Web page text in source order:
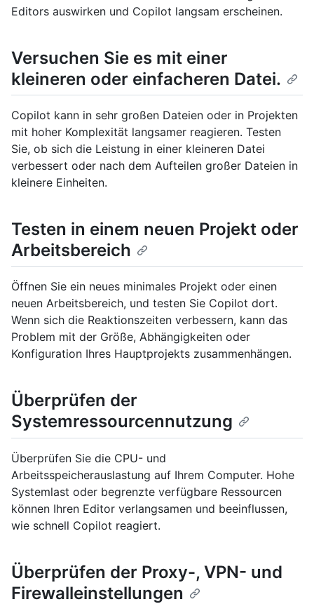
Editors auswirken und Copilot langsam erscheinen.
Versuchen Sie es mit einer
kleineren oder einfacheren Datei.
Copilot kann in sehr großen Dateien oder in Projekten
mit hoher Komplexität langsamer reagieren. Testen
Sie, ob sich die Leistung in einer kleineren Datei
verbessert oder nach dem Aufteilen großer Dateien in
kleinere Einheiten.
Testen in einem neuen Projekt oder
Arbeitsbereich
Öffnen Sie ein neues minimales Projekt oder einen
neuen Arbeitsbereich, und testen Sie Copilot dort.
Wenn sich die Reaktionszeiten verbessern, kann das
Problem mit der Größe, Abhängigkeiten oder
Konfiguration Ihres Hauptprojekts zusammenhängen.
Überprüfen der
Systemressourcennutzung
Überprüfen Sie die CPU- und
Arbeitsspeicherauslastung auf Ihrem Computer. Hohe
Systemlast oder begrenzte verfügbare Ressourcen
können Ihren Editor verlangsamen und beeinflussen,
wie schnell Copilot reagiert.
Überprüfen der Proxy-, VPN- und
Firewalleinstellungen